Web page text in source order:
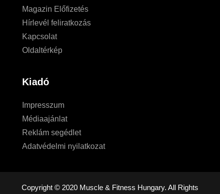
Magazin Előfizetés
Hírlevél feliratkozás
Kapcsolat
Oldaltérkép
Kiadó
Impresszum
Médiaajánlat
Reklám segédlet
Adatvédelmi nyilatkozat
Copyright © 2020 Muscle & Fitness Hungary. All Rights